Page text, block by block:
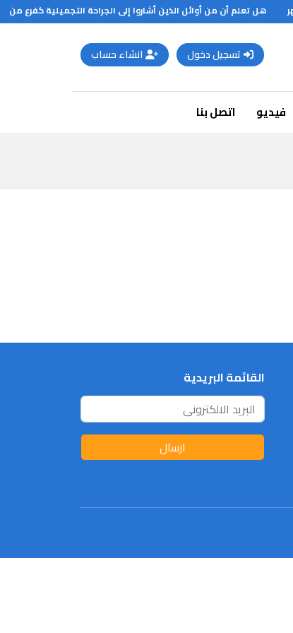
هل تعلم أن من أوائل الذين أشاروا إلى الجراحة التجميلية كفرع من
تسجيل دخول انشاء حساب
فيديو اتصل بنا
القائمة البريدية
ارسال